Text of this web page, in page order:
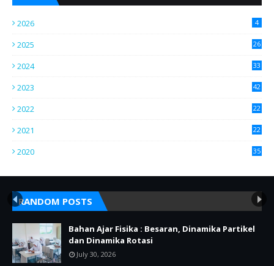
2026 4
2025 26
2024 33
2023 42
2022 22
2021 22
2020 35
RANDOM POSTS
Bahan Ajar Fisika : Besaran, Dinamika Partikel
dan Dinamika Rotasi
July 30, 2026